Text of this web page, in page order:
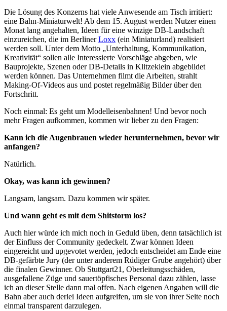
Die Lösung des Konzerns hat viele Anwesende am Tisch irritiert:
eine Bahn-Miniaturwelt! Ab dem 15. August werden Nutzer einen
Monat lang angehalten, Ideen für eine winzige DB-Landschaft
einzureichen, die im BerlinerLoxx (ein Miniaturland) realisiert
werden soll. Unter dem Motto „Unterhaltung, Kommunikation,
Kreativität“ sollen alle Interessierte Vorschläge abgeben, wie
Bauprojekte, Szenen oder DB-Details in Klitzeklein abgebildet
werden können. Das Unternehmen filmt die Arbeiten, strahlt
Making-Of-Videos aus und postet regelmäßig Bilder über den
Fortschritt.
Noch einmal: Es geht um Modelleisenbahnen! Und bevor noch
mehr Fragen aufkommen, kommen wir lieber zu den Fragen:
Kann ich die Augenbrauen wieder herunternehmen, bevor wir
anfangen?
Natürlich.
Okay, was kann ich gewinnen?
Langsam, langsam. Dazu kommen wir später.
Und wann geht es mit dem Shitstorm los?
Auch hier würde ich mich noch in Geduld üben, denn tatsächlich ist
der Einfluss der Community gedeckelt. Zwar können Ideen
eingereicht und upgevotet werden, jedoch entscheidet am Ende eine
DB-gefärbte Jury (der unter anderem Rüdiger Grube angehört) über
die finalen Gewinner. Ob Stuttgart21, Oberleitungsschäden,
ausgefallene Züge und sauertöpfisches Personal dazu zählen, lasse
ich an dieser Stelle dann mal offen. Nach eigenen Angaben will die
Bahn aber auch derlei Ideen aufgreifen, um sie von ihrer Seite noch
einmal transparent darzulegen.